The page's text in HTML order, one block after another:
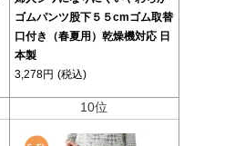
ゴムパンツ股下５５cmゴム取替
口付き（春夏用）乾燥機対応 日
本製
3,278円 (税込)
10位